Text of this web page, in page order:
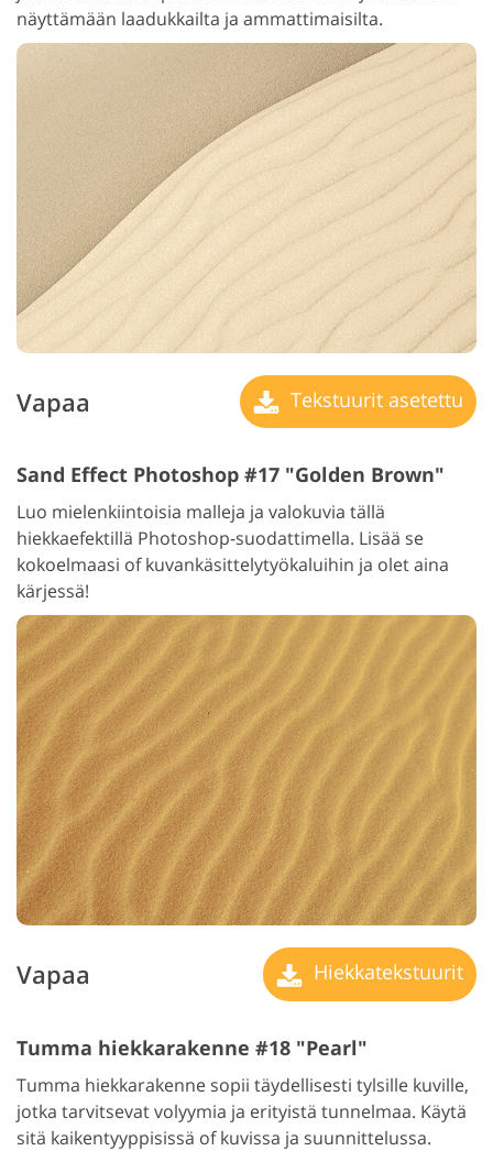
näyttämään laadukkailta ja ammattimaisilta.
Vapaa Tekstuurit asetettu
Sand Effect Photoshop #17 "Golden Brown"
Luo mielenkiintoisia malleja ja valokuvia tällä
hiekkaefektillä Photoshop-suodattimella. Lisää se
kokoelmaasi of kuvankäsittelytyökaluihin ja olet aina
kärjessä!
Vapaa Hiekkatekstuurit
Tumma hiekkarakenne #18 "Pearl"
Tumma hiekkarakenne sopii täydellisesti tylsille kuville,
jotka tarvitsevat volyymia ja erityistä tunnelmaa. Käytä
sitä kaikentyyppisissä of kuvissa ja suunnittelussa.